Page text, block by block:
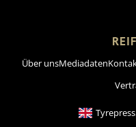
Über unsMediadaten